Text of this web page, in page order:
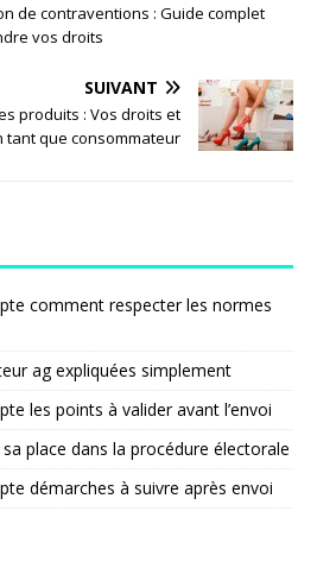
de contraventions : Guide complet
vos droits
SUIVANT
produits : Vos droits et
tant que consommateur
comment respecter les normes
ag expliquées simplement
les points à valider avant l’envoi
place dans la procédure électorale
démarches à suivre après envoi